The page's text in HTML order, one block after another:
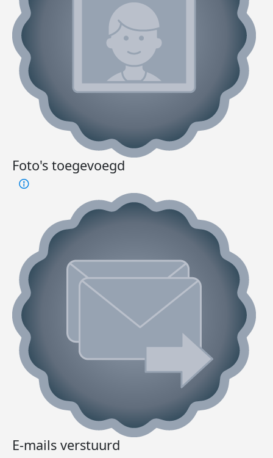
Foto's toegevoegd
E-mails verstuurd